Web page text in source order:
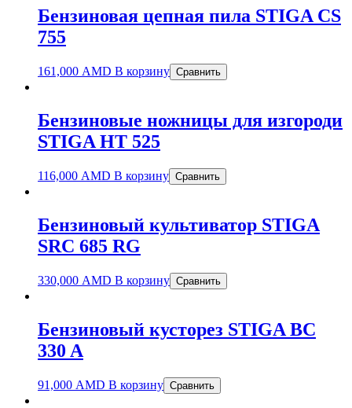
Бензиновая цепная пила STIGA CS
755
161,000 AMD В корзину Сравнить
Бензиновые ножницы для изгороди
STIGA HT 525
116,000 AMD В корзину Сравнить
Бензиновый культиватор STIGA
SRC 685 RG
330,000 AMD В корзину Сравнить
Бензиновый кусторез STIGA BC
330 A
91,000 AMD В корзину Сравнить